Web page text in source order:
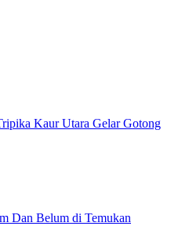
Kaur Utara Gelar Gotong
Dan Belum di Temukan